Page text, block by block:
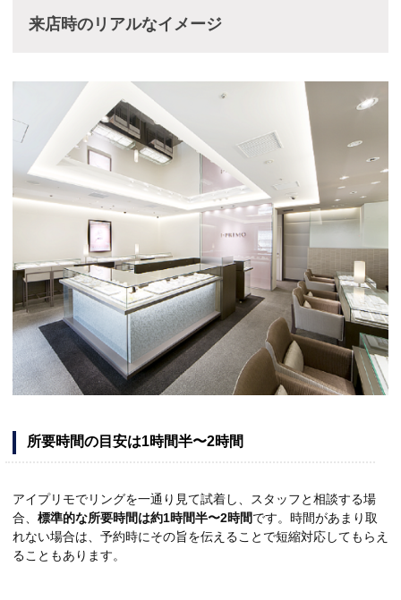
来店時のリアルなイメージ
所要時間の目安は1時間半〜2時間
アイプリモでリングを一通り見て試着し、スタッフと相談する場
合、 標準的な所要時間は約1時間半〜2時間です。時間があまり取
れない場合は、予約時にその旨を伝えることで短縮対応してもらえ
ることもあります。